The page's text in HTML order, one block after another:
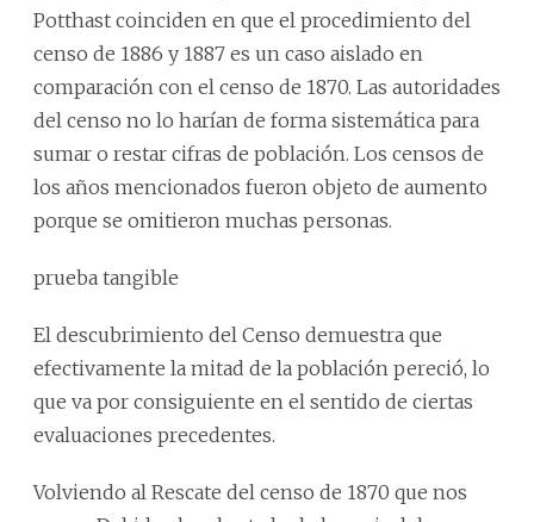
Potthast coinciden en que el procedimiento del
censo de 1886 y 1887 es un caso aislado en
comparación con el censo de 1870. Las autoridades
del censo no lo harían de forma sistemática para
sumar o restar cifras de población. Los censos de
los años mencionados fueron objeto de aumento
porque se omitieron muchas personas.
prueba tangible
El descubrimiento del Censo demuestra que
efectivamente la mitad de la población pereció, lo
que va por consiguiente en el sentido de ciertas
evaluaciones precedentes.
Volviendo al Rescate del censo de 1870 que nos